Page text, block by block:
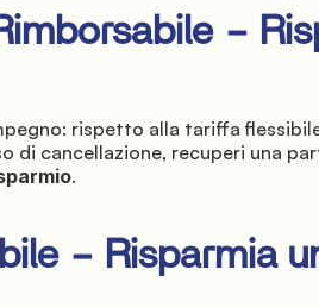
–
rispetto alla tariffa
di cancellazione, recuperi una
.
– Risparmia